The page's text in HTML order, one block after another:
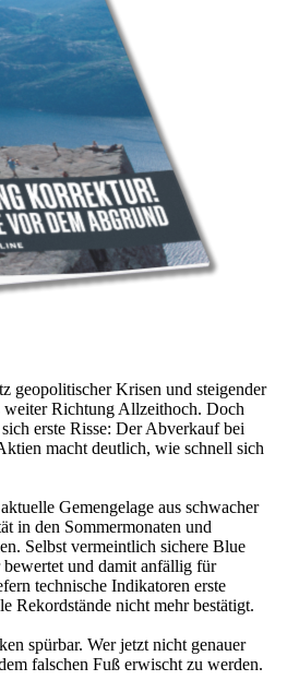
geopolitischer Krisen und steigender
weiter Richtung Allzeithoch. Doch
erste Risse: Der Abverkauf bei
macht deutlich, wie schnell sich
Gemengelage aus schwacher
in den Sommermonaten und
Selbst vermeintlich sichere Blue
und damit anfällig für
technische Indikatoren erste
Rekordstände nicht mehr bestätigt.
spürbar. Wer jetzt nicht genauer
falschen Fuß erwischt zu werden.